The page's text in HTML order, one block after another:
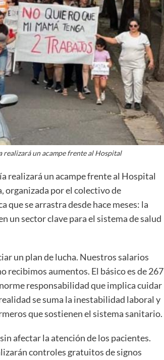
realizará un acampe frente al Hospital
realizará un acampe frente al Hospital
organizada por el colectivo de
se arrastra desde hace meses: la
un sector clave para el sistema de salud
un plan de lucha. Nuestros salarios
recibimos aumentos. El básico es de 267
responsabilidad que implica cuidar
se suma la inestabilidad laboral y
que sostienen el sistema sanitario.
afectar la atención de los pacientes.
controles gratuitos de signos